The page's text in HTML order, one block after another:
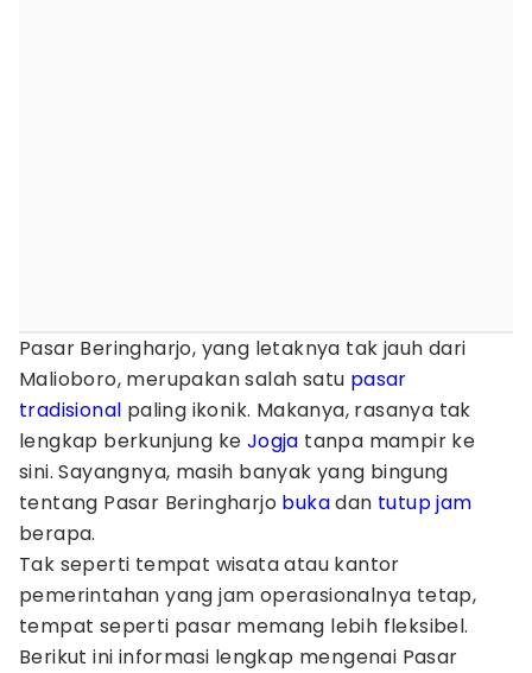
Pasar Beringharjo, yang letaknya tak jauh dari
Malioboro, merupakan salah satu pasar
tradisional paling ikonik. Makanya, rasanya tak
lengkap berkunjung ke Jogja tanpa mampir ke
sini. Sayangnya, masih banyak yang bingung
tentang Pasar Beringharjo bukadan tutupjam
berapa.
Tak seperti tempat wisata atau kantor
pemerintahan yang jam operasionalnya tetap,
tempat seperti pasar memang lebih fleksibel.
Berikut ini informasi lengkap mengenai Pasar